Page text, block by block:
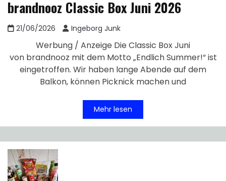
brandnooz Classic Box Juni 2026
21/06/2026 Ingeborg Junk
Werbung / Anzeige Die Classic Box Juni
von brandnooz mit dem Motto „Endlich Summer!“ ist
eingetroffen. Wir haben lange Abende auf dem
Balkon, können Picknick machen und
Mehr lesen